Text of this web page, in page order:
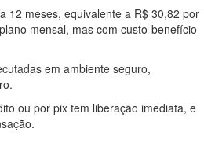
12 meses, equivalente a R$ 30,82 por
mensal, mas com custo-benefício
em ambiente seguro,
ou por pix tem liberação imediata, e